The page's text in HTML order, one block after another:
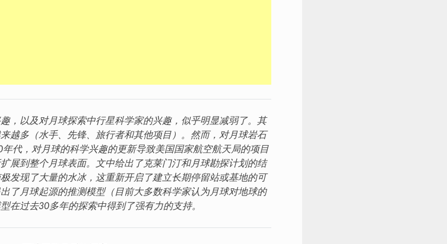
，以及对月球探索中行星科学家的兴趣，似乎明显减弱了。其
越多（水手、先锋、旅行者和其他项目）。然而，对月球岩石
代，对月球的科学兴趣的更新导致美国国家航空航天局的项目
展到整个月球表面。文中给出了克莱门汀和月球勘探计划的结
发现了大量的水冰，这重新开启了建立长期停留站或基地的可
了月球起源的推测模型（目前大多数科学家认为月球对地球的
在过去30多年的探索中得到了强有力的支持。